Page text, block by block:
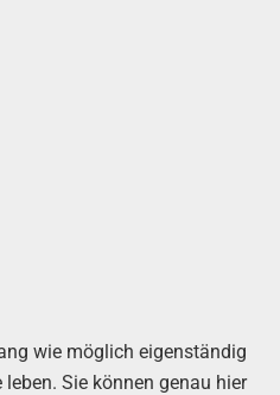
wie möglich eigenständig
Sie können genau hier